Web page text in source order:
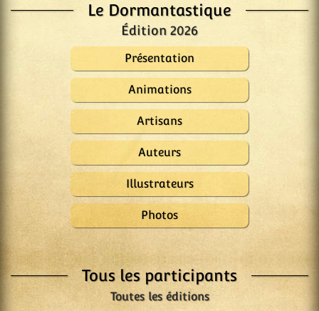
Le Dormantastique
Édition 2026
Présentation
Animations
Artisans
Auteurs
Illustrateurs
Photos
Tous les participants